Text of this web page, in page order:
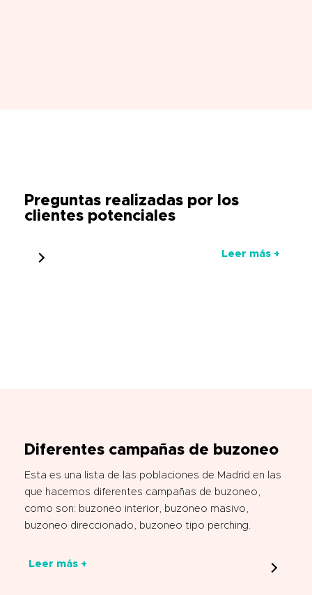
Preguntas realizadas por los
clientes potenciales
Leer más +
Diferentes campañas de buzoneo
Esta es una lista de las poblaciones de Madrid en las
que hacemos diferentes campañas de buzoneo,
como son: buzoneo interior, buzoneo masivo,
buzoneo direccionado, buzoneo tipo perching.
Leer más +